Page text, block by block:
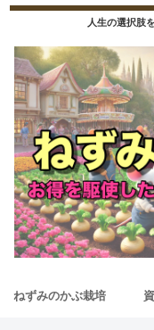
人生の選択肢
ねずみのかぶ栽培